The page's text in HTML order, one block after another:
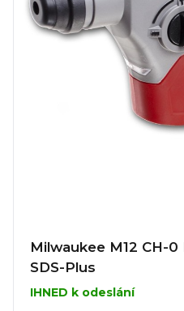
Milwaukee M12 CH-
SDS-Plus
IHNED k odeslání